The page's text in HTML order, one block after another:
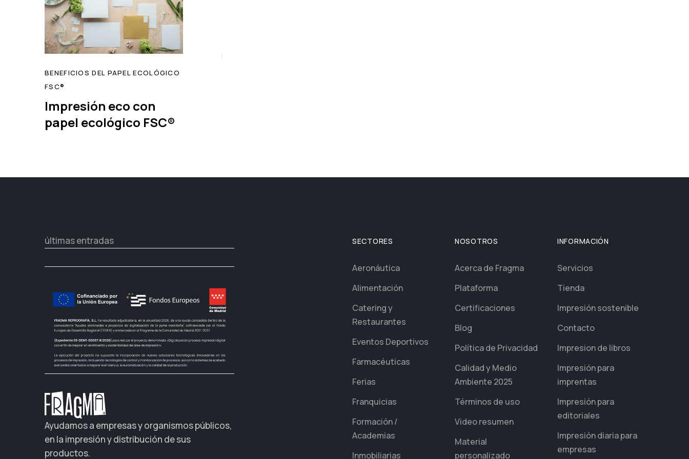
BENEFICIOS DEL PAPEL ECOLÓGICO
FSC®️
Impresión eco con
papel ecológico FSC®️
últimas entradas
Ayudamos a empresas y organismos públicos,
en la impresión y distribución de sus
productos.
SECTORES
Aeronáutica
Alimentación
Catering y
Restaurantes
Eventos Deportivos
Farmacéuticas
Ferias
Franquicias
Formación /
Academias
Inmobiliarias
NOSOTROS
Acerca de Fragma
Plataforma
Certificaciones
Blog
Política de Privacidad
Calidad y Medio
Ambiente 2025
Términos de uso
Video resumen
Material
personalizado
INFORMACIÓN
Servicios
Tienda
Impresión sostenible
Contacto
Impresion de libros
Impresión para
imprentas
Impresión para
editoriales
Impresión diaria para
empresas